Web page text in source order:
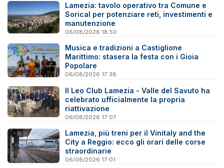
Lamezia: tavolo operativo tra Comune e
Sorical per potenziare reti, investimenti e
manutenzione
06/08/2026 18:50
Musica e tradizioni a Castiglione
Marittimo: stasera la festa con i Gioia
Popolare
06/08/2026 17:38
Il Leo Club Lamezia - Valle del Savuto ha
celebrato ufficialmente la propria
riattivazione
06/08/2026 17:07
Lamezia, più treni per il Vinitaly and the
City a Reggio: ecco gli orari delle corse
straordinarie
06/08/2026 17:01